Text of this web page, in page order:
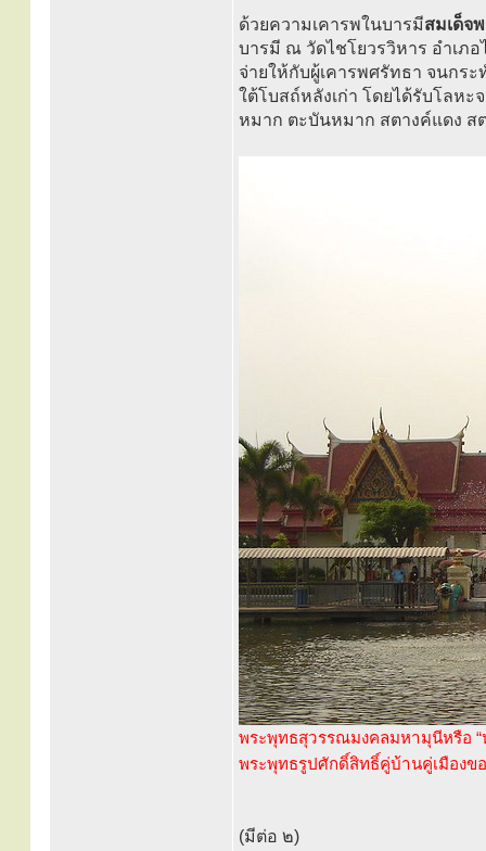
ด้วยความเคารพในบารมีสมเด็จ
บารมี ณ วัดไชโยวรวิหาร อำเภ
จ่ายให้กับผู้เคารพศรัทธา จนกร
ใต้โบสถ์หลังเก่า โดยได้รับโลห
หมาก ตะบันหมาก สตางค์แดง ส
พระพุทธสุวรรณมงคลมหามุนีหรือ
พระพุทธรูปศักดิ์สิทธิ์คู่บ้านคู่เมืองข
(มีต่อ ๒)